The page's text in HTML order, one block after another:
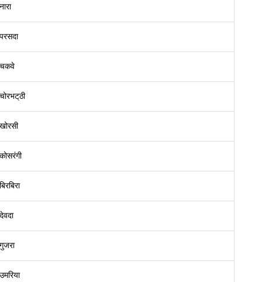
नारा
परसदा
चकवे
चोरभट्‌ठी
खोरसी
कोसरंगी
बिरबिरा
देवदा
गुजरा
उमरिया